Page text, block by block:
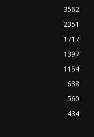
3562
2351
1717
1397
1154
638
560
434